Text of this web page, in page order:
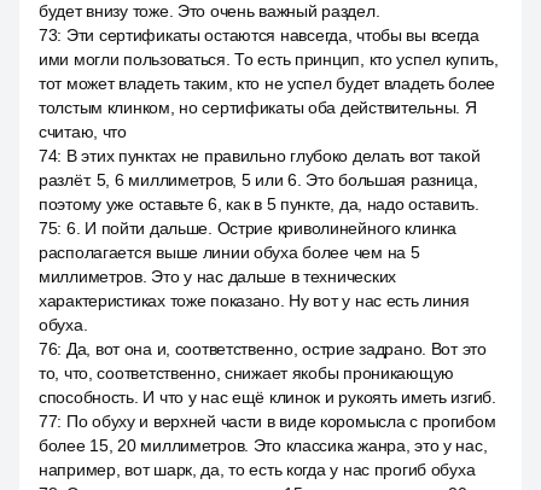
будет внизу тоже. Это очень важный раздел.
73: Эти сертификаты остаются навсегда, чтобы вы всегда
ими могли пользоваться. То есть принцип, кто успел купить,
тот может владеть таким, кто не успел будет владеть более
толстым клинком, но сертификаты оба действительны. Я
считаю, что
74: В этих пунктах не правильно глубоко делать вот такой
разлёт. 5, 6 миллиметров, 5 или 6. Это большая разница,
поэтому уже оставьте 6, как в 5 пункте, да, надо оставить.
75: 6. И пойти дальше. Острие криволинейного клинка
располагается выше линии обуха более чем на 5
миллиметров. Это у нас дальше в технических
характеристиках тоже показано. Ну вот у нас есть линия
обуха.
76: Да, вот она и, соответственно, острие задрано. Вот это
то, что, соответственно, снижает якобы проникающую
способность. И что у нас ещё клинок и рукоять иметь изгиб.
77: По обуху и верхней части в виде коромысла с прогибом
более 15, 20 миллиметров. Это классика жанра, это у нас,
например, вот шарк, да, то есть когда у нас прогиб обуха